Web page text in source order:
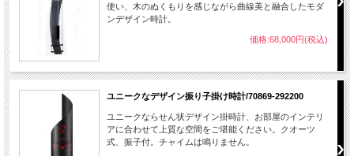
使い、木のぬくもりを感じながら曲線美と融合したモダ
ンデザイン時計。
価格:68,000円(税込)
ユニークなデザイン振り子掛け時計/70869-292200
ユニークならせん状デザイン掛時計、お部屋のインテリ
アに合わせて上質な空間をご堪能ください。クオーツ
式、振子付。チャイムは鳴りません。